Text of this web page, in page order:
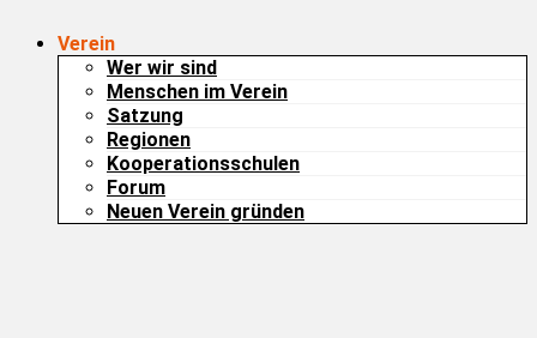
Verein
Wer wir sind
Menschen im Verein
Satzung
Regionen
Kooperationsschulen
Forum
Neuen Verein gründen